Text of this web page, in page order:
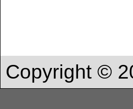
Copyright ©